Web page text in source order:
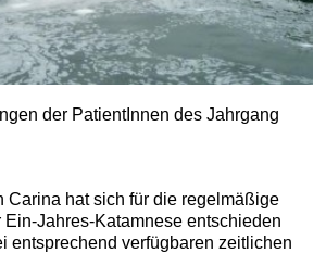
der PatientInnen des Jahrgang
Carina hat sich für die regelmäßige
Ein-Jahres-Katamnese entschieden
entsprechend verfügbaren zeitlichen